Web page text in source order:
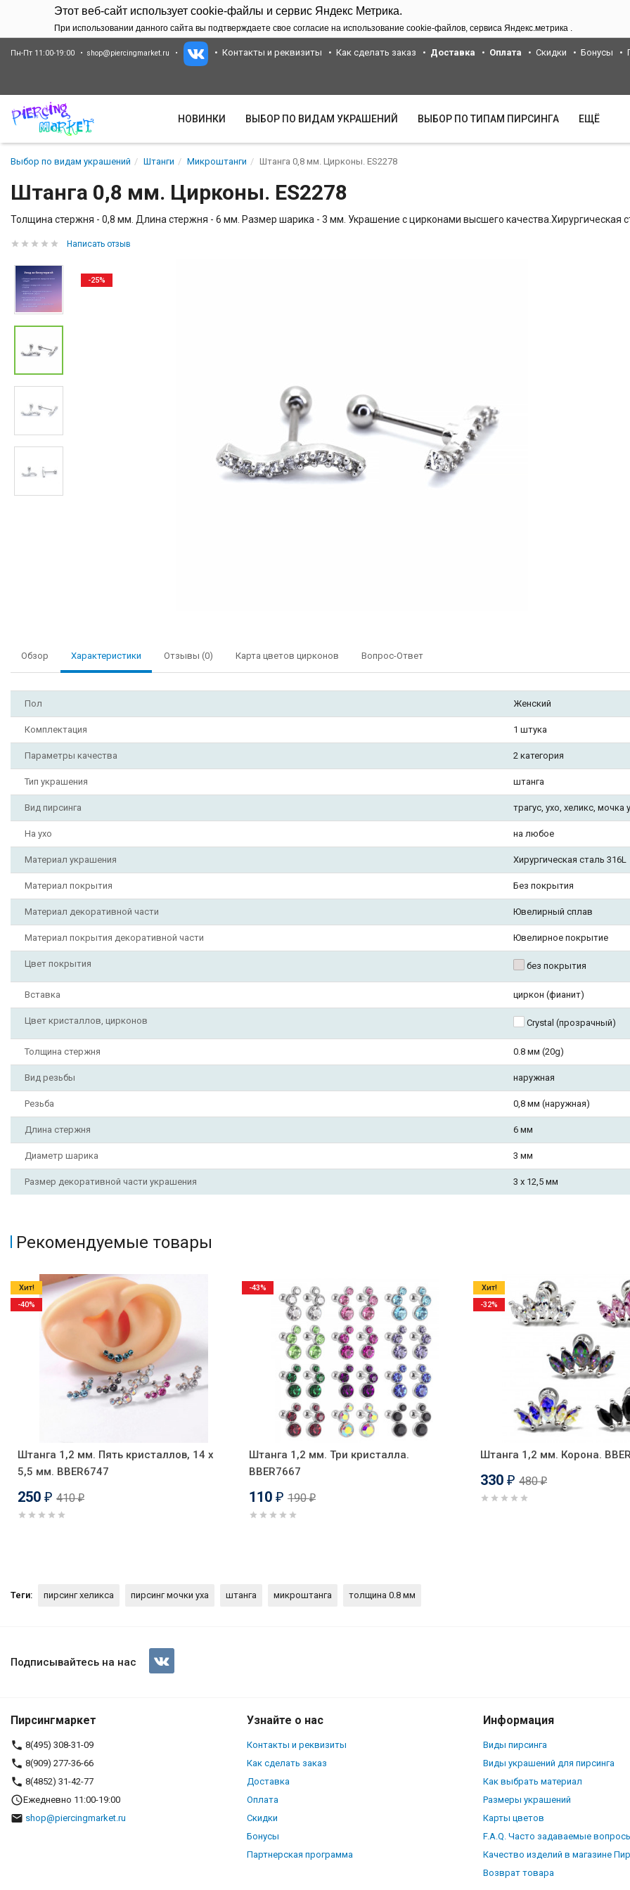
Этот веб-сайт использует cookie-файлы и сервис Яндекс Метрика.
При использовании данного сайта вы подтверждаете свое согласие на использование cookie-файлов, сервиса Яндекс.метрика .
Пн-Пт 11:00-19:00 shop@piercingmarket.ru Контакты и реквизиты Как сделать заказ Доставка Оплата Скидки Бонусы
НОВИНКИ ВЫБОР ПО ВИДАМ УКРАШЕНИЙ ВЫБОР ПО ТИПАМ ПИРСИНГА ЕЩЁ
Выбор по видам украшений Штанги Микроштанги Штанга 0,8 мм. Цирконы. ES2278
Штанга 0,8 мм. Цирконы. ES2278
Толщина стержня - 0,8 мм. Длина стержня - 6 мм. Размер шарика - 3 мм. Украшение с цирконами высшего качества.Хирургическая
Написать отзыв
-25%
Обзор Характеристики Отзывы (0) Карта цветов цирконов Вопрос-Ответ
Пол Женский
Комплектация 1 штука
Параметры качества 2 категория
Тип украшения штанга
Вид пирсинга трагус, ухо, хеликс, мочка
На ухо на любое
Материал украшения Хирургическая сталь 316L
Материал покрытия Без покрытия
Материал декоративной части Ювелирный сплав
Материал покрытия декоративной части Ювелирное покрытие
Цвет покрытия без покрытия
Вставка циркон (фианит)
Цвет кристаллов, цирконов Crystal (прозрачный)
Толщина стержня 0.8 мм (20g)
Вид резьбы наружная
Резьба 0,8 мм (наружная)
Длина стержня 6 мм
Диаметр шарика 3 мм
Размер декоративной части украшения 3 х 12,5 мм
Рекомендуемые товары
Штанга 1,2 мм. Пять кристаллов, 14 х
5,5 мм. BBER6747
250 ₽ 410₽
Хит!
-40%
Штанга 1,2 мм. Три кристалла.
BBER7667
110 ₽ 190₽
-43%
Штанга 1,2 мм. Корона.
330 ₽ 480₽
Хит!
-32%
Теги: пирсинг хеликса пирсинг мочки уха штанга микроштанга толщина 0.8 мм
Штанга 0,8 мм. Цирконы. ES2278
Подписывайтесь на нас
Пирсингмаркет
8(495) 308-31-09
8(909) 277-36-66
8(4852) 31-42-77
Ежедневно 11:00-19:00
shop@piercingmarket.ru
Узнайте о нас
Контакты и реквизиты
Как сделать заказ
Доставка
Оплата
Скидки
Бонусы
Партнерская программа
Информация
Виды пирсинга
Виды украшений для пирсинга
Как выбрать материал
Размеры украшений
Карты цветов
F.A.Q. Часто задаваемые
Качество изделий в магазине
Возврат товара